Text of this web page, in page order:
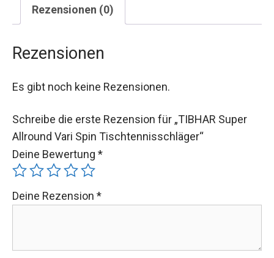
Rezensionen (0)
Rezensionen
Es gibt noch keine Rezensionen.
Schreibe die erste Rezension für „TIBHAR Super
Allround Vari Spin Tischtennisschläger“
Deine Bewertung *
Deine Rezension *